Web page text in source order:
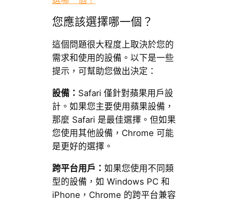
您應該選擇哪一個？
這個問題很大程度上取決於您的
需求和使用的設備。以下是一些
提示，可幫助您做出決定：
設備： Safari 僅針對蘋果用戶設
計。如果您主要使用蘋果設備，
那麼 Safari 是最佳選擇。但如果
您使用其他設備，Chrome 可能
是更好的選擇。
跨平台用戶： 如果您使用不同類
型的設備，如 Windows PC 和
iPhone，Chrome 的跨平台兼容